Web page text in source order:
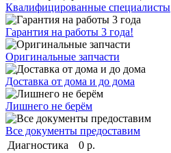
Квалифицированные специалисты
Гарантия на работы 3 года!
Оригинальные запчасти
Доставка от дома и до дома
Лишнего не берём
Все документы предоставим
Диагностика
0 р.